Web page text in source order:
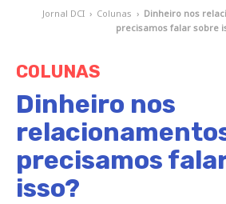
Jornal DCI › Colunas › Dinheiro nos
precisamos falar sobre
COLUNAS
Dinheiro nos
precisamos
isso?